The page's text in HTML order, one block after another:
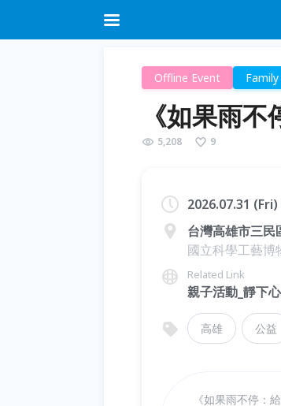
Offline Event Family
《如果雨
5,208 9
2026.07.31
台灣高雄市三民
國立科學工藝博
Related Link
親子活動_靜下
高雄 公益
《如果雨不停：